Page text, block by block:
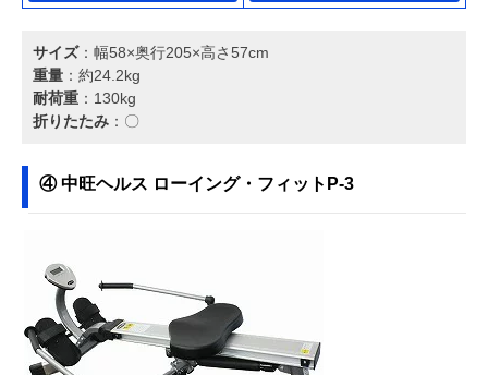
サイズ：幅58×奥行205×高さ57cm
重量 ：約24.2kg
耐荷重 ：130kg
折りたたみ ：〇
④ 中旺ヘルス ローイング・フィットP-3